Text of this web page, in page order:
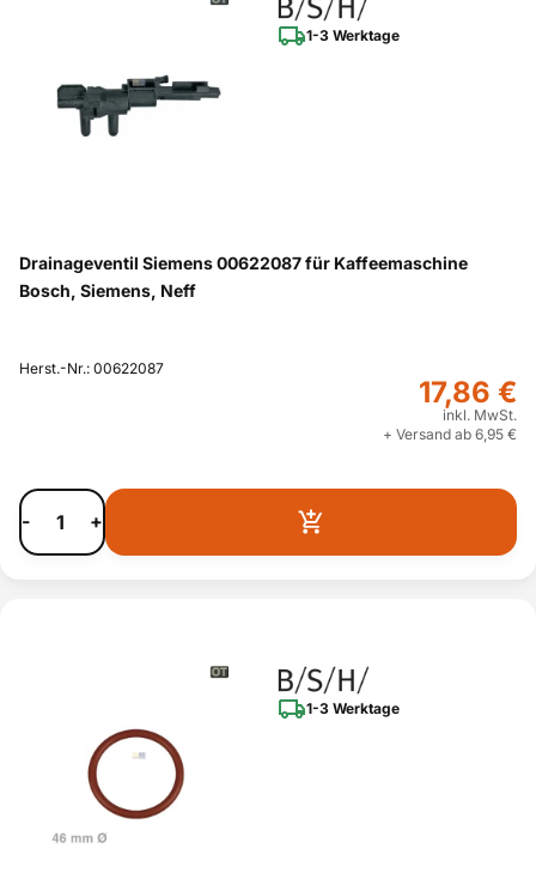
1-3 Werktage
Drainageventil Siemens 00622087 für Kaffeemaschine
Bosch, Siemens, Neff
Herst.-Nr.: 00622087
17,86 €
inkl. MwSt.
+ Versand ab 6,95 €
- +
1-3 Werktage